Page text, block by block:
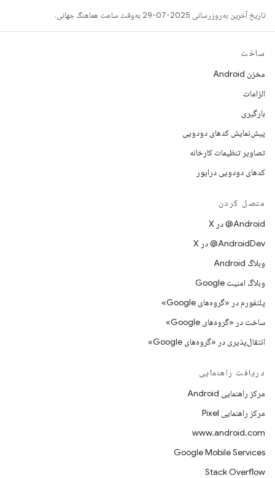
تاریخ آخرین به‌روزرسانی 2025-07-29 به‌وقت ساعت هماهنگ جهانی.
ساخت
مخزن Android
الزامات
بارگیری
پیش‌نمایش کدهای دودویی
تصاویر تنظیمات کارخانه
کدهای دودویی درایور
متصل کردن
‫‎@Android در X
‫‎@AndroidDev در X
وبلاگ Android
وبلاگ امنیت Google
پلتفورم در «گروه‌های Google»
ساخت در «گروه‌های Google»
انتقال‌پذیری در «گروه‌های Google»
دریافت راهنمایی
مرکز راهنمایی Android
مرکز راهنمایی Pixel
www.android.com
Google Mobile Services
Stack Overflow